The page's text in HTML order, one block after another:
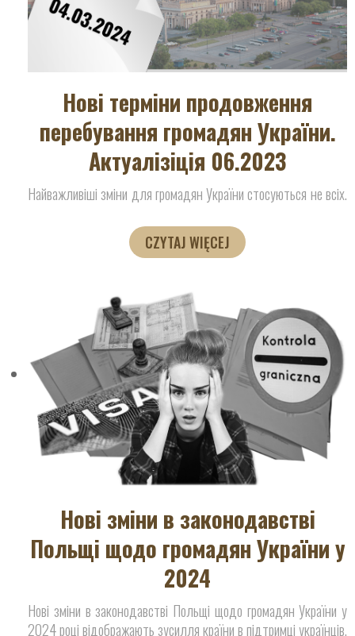
Нові терміни продовження
перебування громадян України.
Актуалізіція 06.2023
Найважливіші зміни для громадян України стосуються не всіх.
CZYTAJ WIĘCEJ
Нові зміни в законодавстві
Польщі щодо громадян України у
2024
Нові зміни в законодавстві Польщі щодо громадян України у
2024 році відображають зусилля країни в підтримці українців,